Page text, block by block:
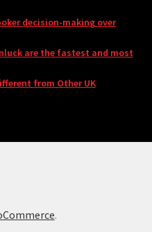
decision-making over
are the fastest and most
from Other UK
.